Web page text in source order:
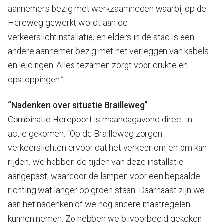
aannemers bezig met werkzaamheden waarbij op de
Hereweg gewerkt wordt aan de
verkeerslichtinstallatie, en elders in de stad is een
andere aannemer bezig met het verleggen van kabels
en leidingen. Alles tezamen zorgt voor drukte en
opstoppingen.”
“Nadenken over situatie Brailleweg”
Combinatie Herepoort is maandagavond direct in
actie gekomen. “Op de Brailleweg zorgen
verkeerslichten ervoor dat het verkeer om-en-om kan
rijden. We hebben de tijden van deze installatie
aangepast, waardoor de lampen voor een bepaalde
richting wat langer op groen staan. Daarnaast zijn we
aan het nadenken of we nog andere maatregelen
kunnen nemen. Zo hebben we bijvoorbeeld gekeken